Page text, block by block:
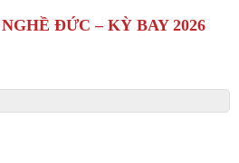
ĐỨC – KỲ BAY 2026